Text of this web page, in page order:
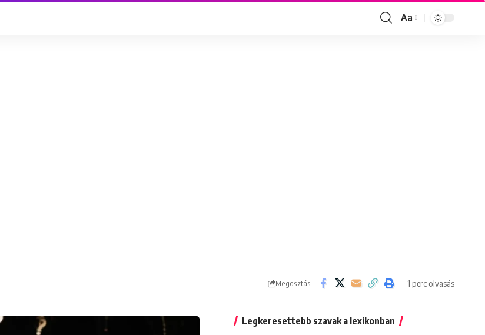
Font
Aa
Megosztás 1 perc olvasás
Legkeresettebb szavak a lexikonban